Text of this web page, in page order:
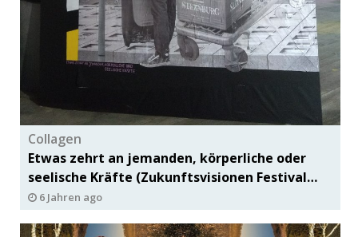
Collagen
Etwas zehrt an jemanden, körperliche oder
seelische Kräfte (Zukunftsvisionen Festival
Görlitz *20
6 Jahren ago